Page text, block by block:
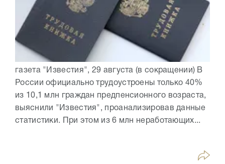
газета "Известия", 29 августа (в сокращении) В
России официально трудоустроены только 40%
из 10,1 млн граждан предпенсионного возраста,
выяснили "Известия", проанализировав данные
статистики. При этом из 6 млн неработающих...